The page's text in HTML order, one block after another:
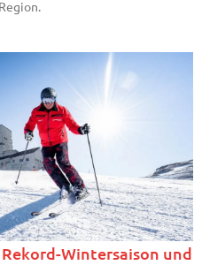
Wintersaison und